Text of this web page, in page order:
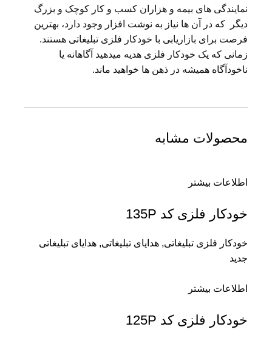
نمایندگی های بیمه و هزاران کسب و کار کوچک و بزرگ
دیگر که در آن ها نیاز به نوشت افزار وجود دارد، بهترین
فرصت برای بازاریابی با خودکار فلزی تبلیغاتی هستند.
زمانی که یک خودکار فلزی هدیه میدهید آگاهانه یا
ناخودآگاه همیشه در ذهن ها خواهید ماند.
محصولات مشابه
اطلاعات بیشتر
خودکار فلزی کد 135P
خودکار فلزی تبلیغاتی, هدایای تبلیغاتی, هدایای تبلیغاتی
جدید
اطلاعات بیشتر
خودکار فلزی کد 125P